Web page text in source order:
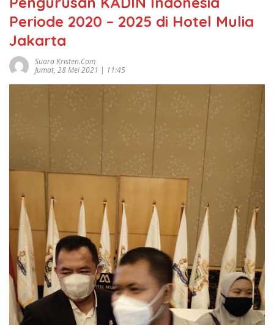
Periode 2020 – 2025 di Hotel Mulia
Jakarta
Suara Kristen.com
Jumat, 28 Mei 2021 | 11:45